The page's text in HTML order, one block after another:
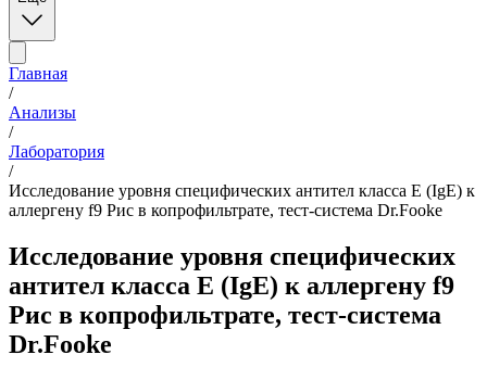
Главная
/
Анализы
/
Лаборатория
/
Исследование уровня специфических антител класса E (IgE) к
аллергену f9 Рис в копрофильтрате, тест-система Dr.Fooke
Исследование уровня специфических
антител класса E (IgE) к аллергену f9
Рис в копрофильтрате, тест-система
Dr.Fooke